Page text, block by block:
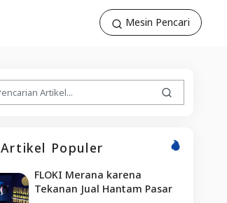
Mesin Pencari
Artikel Populer
FLOKI Merana karena
Tekanan Jual Hantam Pasar